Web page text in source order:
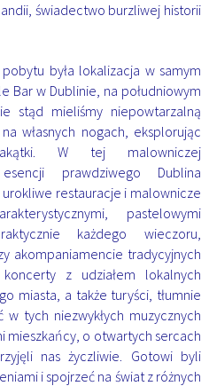
świadectwo burzliwej historii
była lokalizacja w samym
Barw Dublinie, na południowym
stąd mieliśmy niepowtarzalną
własnych nogach, eksplorując
W tej malowniczej
esencji prawdziwego Dublina
restauracje i malownicze
pastelowymi
każdego wieczoru,
akompaniamencie tradycyjnych
koncerty z udziałem lokalnych
miasta, a także turyści, tłumnie
tych niezwykłych muzycznych
mieszkańcy, o otwartych sercach
nas życzliwie. Gotowi byli
i spojrzeć na świat z różnych